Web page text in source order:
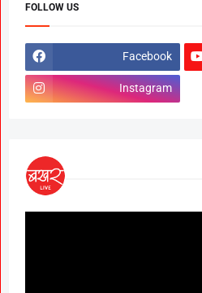
FOLLOW US
Facebook
Instagram